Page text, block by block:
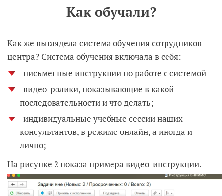
Как обучали?
Как же выглядела система обучения сотрудников
центра? Система обучения включала в себя:
письменные инструкции по работе с системой
видео-ролики, показывающие в какой
последовательности и что делать;
индивидуальные учебные сессии наших
консультантов, в режиме онлайн, а иногда и
лично;
На рисунке 2 показа примера видео-инструкции.